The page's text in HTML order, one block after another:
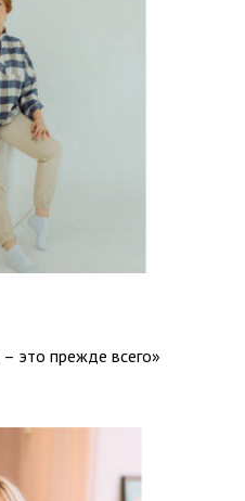
это прежде всего»